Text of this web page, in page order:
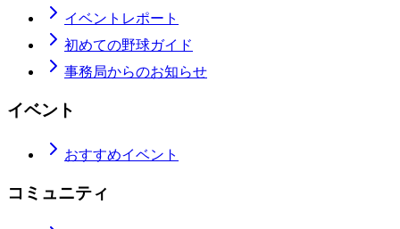
イベントレポート
初めての野球ガイド
事務局からのお知らせ
イベント
おすすめイベント
コミュニティ